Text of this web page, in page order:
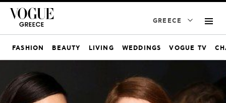
GREECE
FASHION BEAUTY LIVING WEDDINGS VOGUE TV